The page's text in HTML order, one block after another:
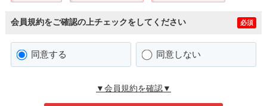
会員規約をご確認の上チェックをしてください 必須
同意する 同意しない
▼会員規約を確認▼